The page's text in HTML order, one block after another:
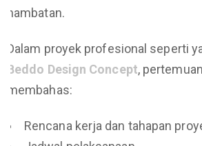
hambatan.
Dalam proyek profesional seperti
Beddo Design Concept,
membahas:
Rencana kerja dan tahapan